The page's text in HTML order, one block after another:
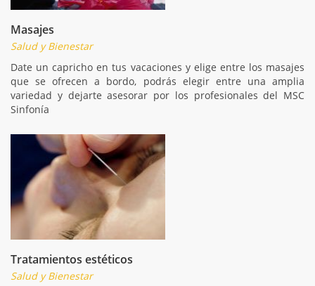
Masajes
Salud y Bienestar
Date un capricho en tus vacaciones y elige entre los masajes
que se ofrecen a bordo, podrás elegir entre una amplia
variedad y dejarte asesorar por los profesionales del MSC
Sinfonía
Tratamientos estéticos
Salud y Bienestar